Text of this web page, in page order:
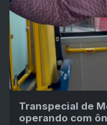
Transpecial de
operando com